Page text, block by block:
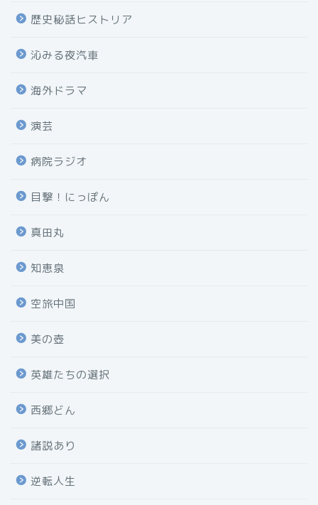
歴史秘話ヒストリア
沁みる夜汽車
海外ドラマ
演芸
病院ラジオ
目撃！にっぽん
真田丸
知恵泉
空旅中国
美の壺
英雄たちの選択
西郷どん
諸説あり
逆転人生